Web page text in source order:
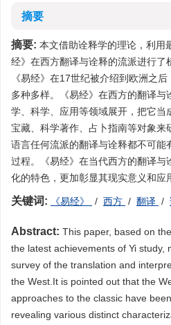
摘要
摘要: 本文借助诠释学的理论，利用
经》在西方翻译与诠释的流派进行了
《易经》在17世纪被介绍到欧洲之
多种多样。《易经》在西方的翻译与
学、科学、应用等领域展开，把它当
宝藏、科学著作、占卜指南等对象来
语言任何流派的翻译与诠释都不可能
过程。《易经》在当代西方的翻译与
化的特色，更加彰显其现实意义和应
关键词: 《易经》 / 西方 / 翻译 /
Abstract: This paper, based on
the latest achievements of Yi study,
survey of the translation and
the West.It is pointed out that the
approaches to the classic have
revealing various distinct